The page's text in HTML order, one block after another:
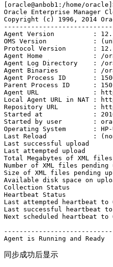
[oracle@anbob1:/home/
Oracle Enterprise Manager
Copyright (c) 1996, 2014
Agent Version          :
OMS Version            :
Protocol Version       :
Agent Home             :
Agent Log Directory    : /
Agent Binaries         : /
Agent Process ID       :
Parent Process ID      :
Agent URL              :
Local Agent URL in NAT :
Repository URL         :
Started at             :
Started by user        :
Operating System       :
Last Reload            :
Last successful upload
Last attempted upload
Total Megabytes of XML
Number of XML files pending
Size of XML files pending
Available disk space on
Collection Status
Heartbeat Status
Last attempted heartbeat to
Last successful heartbeat to
Next scheduled heartbeat to
Agent is Running and Ready
同步成功后显示